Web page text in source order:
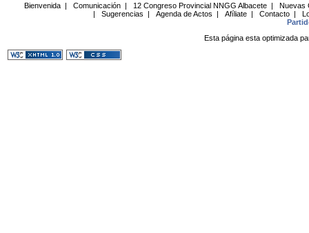
Bienvenida | Comunicación | 12 Congreso Provincial NNGG Albacete |
Nuevas
|
Sugerencias | Agenda de Actos | Afíliate | Contacto |
Esta página esta optimizada